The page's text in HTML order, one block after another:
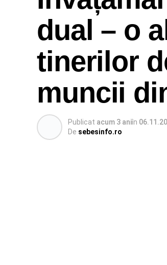
dual – o
tinerilor
muncii
Publicat acum 3 aniîn
De sebesinfo.ro